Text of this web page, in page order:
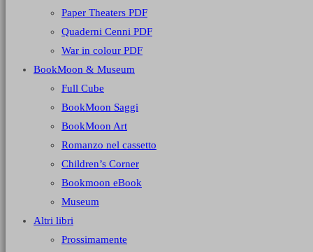
Paper Theaters PDF
Quaderni Cenni PDF
War in colour PDF
BookMoon & Museum
Full Cube
BookMoon Saggi
BookMoon Art
Romanzo nel cassetto
Children’s Corner
Bookmoon eBook
Museum
Altri libri
Prossimamente